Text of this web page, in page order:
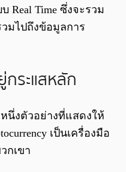
Real Time ซึ่งจะรวม
มไปถึงข้อมูลการ
ระแสหลัก
หนึ่งตัวอย่างที่แสดงให้
เป็นเครื่องมือ
กเขา